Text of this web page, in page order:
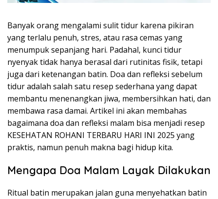
Banyak orang mengalami sulit tidur karena pikiran
yang terlalu penuh, stres, atau rasa cemas yang
menumpuk sepanjang hari. Padahal, kunci tidur
nyenyak tidak hanya berasal dari rutinitas fisik, tetapi
juga dari ketenangan batin. Doa dan refleksi sebelum
tidur adalah salah satu resep sederhana yang dapat
membantu menenangkan jiwa, membersihkan hati, dan
membawa rasa damai. Artikel ini akan membahas
bagaimana doa dan refleksi malam bisa menjadi resep
KESEHATAN ROHANI TERBARU HARI INI 2025 yang
praktis, namun penuh makna bagi hidup kita.
Mengapa Doa Malam Layak Dilakukan
Ritual batin merupakan jalan guna menyehatkan batin